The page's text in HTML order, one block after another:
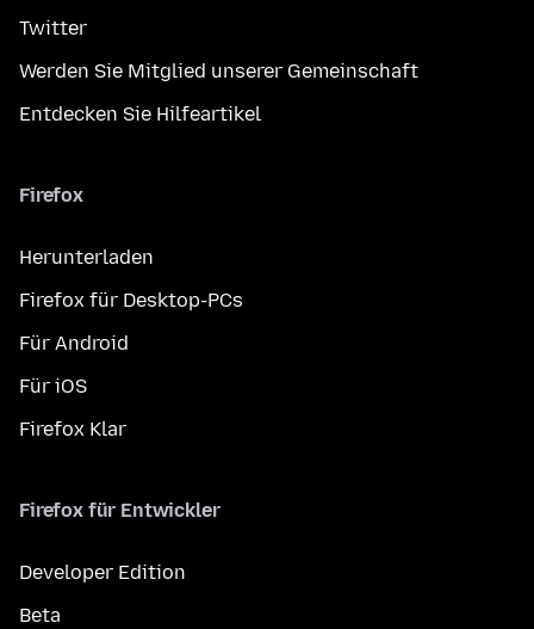
Twitter
Werden Sie Mitglied unserer Gemeinschaft
Entdecken Sie Hilfeartikel
Firefox
Herunterladen
Firefox für Desktop-PCs
Für Android
Für iOS
Firefox Klar
Firefox für Entwickler
Developer Edition
Beta